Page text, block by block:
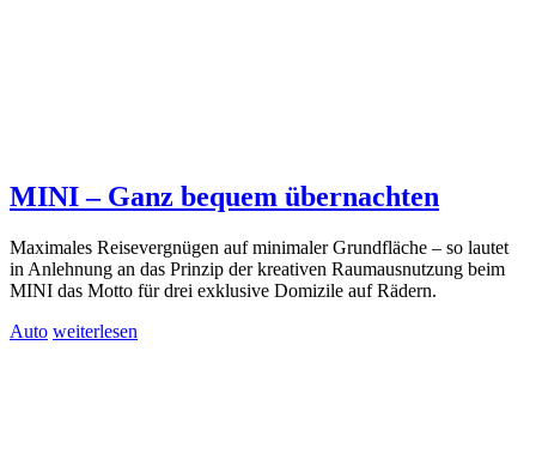
MINI – Ganz bequem übernachten
Maximales Reisevergnügen auf minimaler Grundfläche – so lautet
in Anlehnung an das Prinzip der kreativen Raumausnutzung beim
MINI das Motto für drei exklusive Domizile auf Rädern.
Auto weiterlesen